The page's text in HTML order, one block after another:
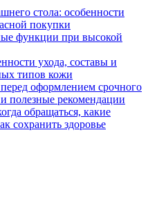
стола: особенности
покупки
функции при высокой
ухода, составы и
типов кожи
оформлением срочного
полезные рекомендации
обращаться, какие
сохранить здоровье